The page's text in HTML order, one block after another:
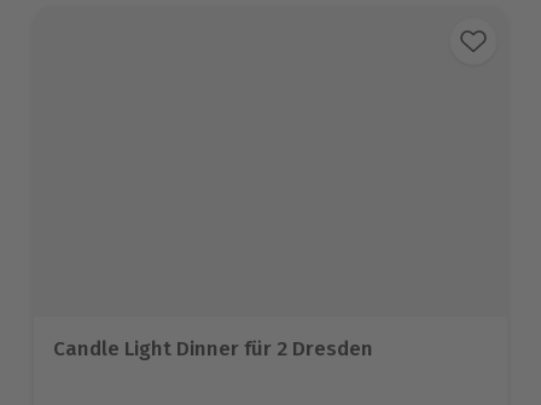
Candle Light Dinner für 2 Dresden